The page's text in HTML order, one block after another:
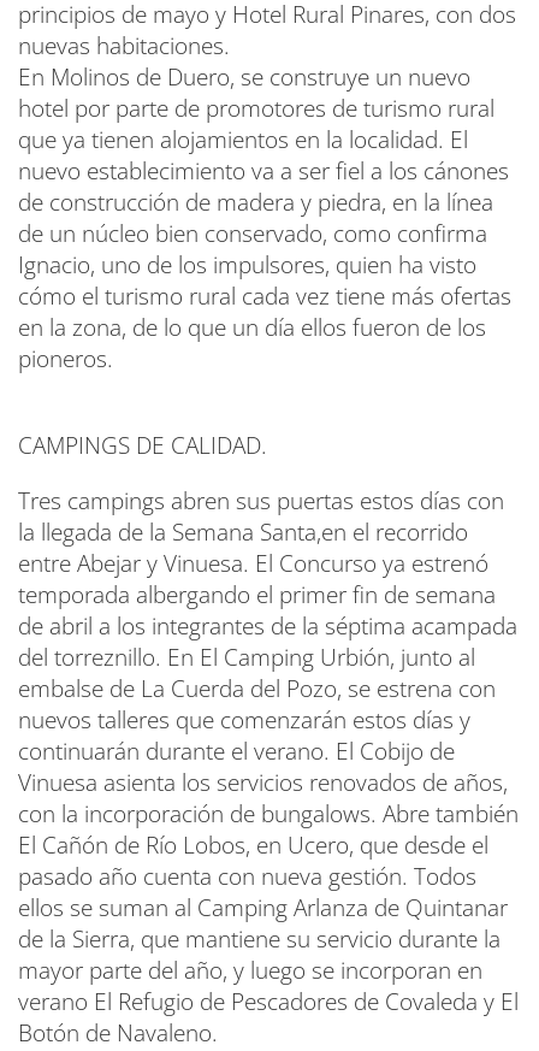
principios de mayo y Hotel Rural Pinares, con dos
nuevas habitaciones.
En Molinos de Duero, se construye un nuevo
hotel por parte de promotores de turismo rural
que ya tienen alojamientos en la localidad. El
nuevo establecimiento va a ser fiel a los cánones
de construcción de madera y piedra, en la línea
de un núcleo bien conservado, como confirma
Ignacio, uno de los impulsores, quien ha visto
cómo el turismo rural cada vez tiene más ofertas
en la zona, de lo que un día ellos fueron de los
pioneros.
CAMPINGS DE CALIDAD.
Tres campings abren sus puertas estos días con
la llegada de la Semana Santa,en el recorrido
entre Abejar y Vinuesa. El Concurso ya estrenó
temporada albergando el primer fin de semana
de abril a los integrantes de la séptima acampada
del torreznillo. En El Camping Urbión, junto al
embalse de La Cuerda del Pozo, se estrena con
nuevos talleres que comenzarán estos días y
continuarán durante el verano. El Cobijo de
Vinuesa asienta los servicios renovados de años,
con la incorporación de bungalows. Abre también
El Cañón de Río Lobos, en Ucero, que desde el
pasado año cuenta con nueva gestión. Todos
ellos se suman al Camping Arlanza de Quintanar
de la Sierra, que mantiene su servicio durante la
mayor parte del año, y luego se incorporan en
verano El Refugio de Pescadores de Covaleda y El
Botón de Navaleno.